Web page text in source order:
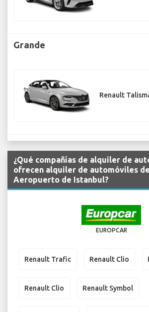
Grande
Renault
¿Qué compañías de alquiler de
ofrecen alquiler de automóviles
Aeropuerto de Istanbul?
EUROPCAR
Renault Trafic Renault Clio
Renault Clio Renault Symbol